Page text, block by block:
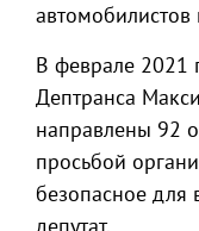
В феврале 2021
Дептранса
направлены 92
просьбой
безопасное для